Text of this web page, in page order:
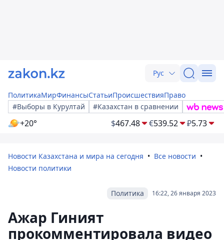
Рус
ПолитикаМирФинансыСтатьиПроисшествияПраво
#Выборы в Курултай
#Казахстан в сравнении
+20° $467.48 €539.52 ₽5.73
Новости Казахстана и мира на сегодня
Все новости
Новости политики
16:22, 26 января 2023
Политика
Ажар Гиният
прокомментировала видео